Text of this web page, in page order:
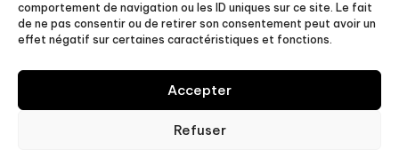
comportement de navigation ou les ID uniques sur ce site. Le fait
de ne pas consentir ou de retirer son consentement peut avoir un
effet négatif sur certaines caractéristiques et fonctions.
Accepter
Refuser